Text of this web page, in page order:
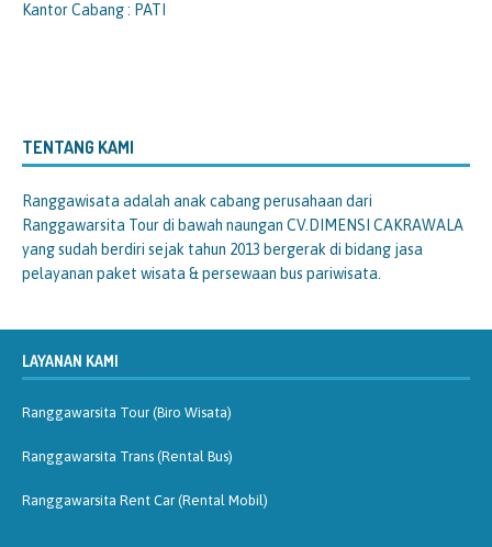
Kantor Cabang : PATI
TENTANG KAMI
Ranggawisata adalah anak cabang perusahaan dari
Ranggawarsita Tour di bawah naungan CV.DIMENSI CAKRAWALA
yang sudah berdiri sejak tahun 2013 bergerak di bidang jasa
pelayanan paket wisata & persewaan bus pariwisata.
LAYANAN KAMI
Ranggawarsita Tour (Biro Wisata)
Ranggawarsita Trans (Rental Bus)
Ranggawarsita Rent Car (Rental Mobil)